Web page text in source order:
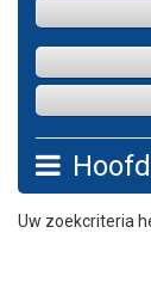
Uw zoekcriteria